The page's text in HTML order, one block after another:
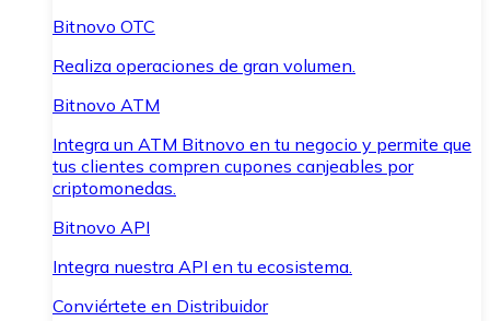
Bitnovo OTC
Realiza operaciones de gran volumen.
Bitnovo ATM
Integra un ATM Bitnovo en tu negocio y permite que
tus clientes compren cupones canjeables por
criptomonedas.
Bitnovo API
Integra nuestra API en tu ecosistema.
Conviértete en Distribuidor